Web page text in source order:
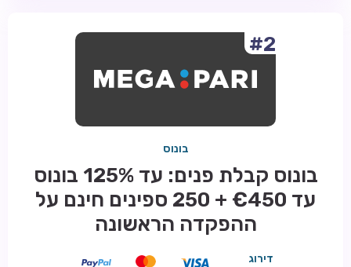
טיפים
#2
בונוס
בונוס קבלת פנים: עד 125% בונוס
עד €450 + 250 ספינים חינם על
ההפקדה הראשונה
דירוג